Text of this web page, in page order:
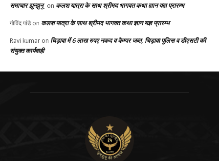
समाचार झुन्झुनू on कलश यात्रा के साथ श्रीमद भागवत कथा ज्ञान यज्ञ प्रारम्भ
गोविंद पांडेon कलश यात्रा के साथ श्रीमद भागवत कथा ज्ञान यज्ञ प्रारम्भ
Ravi kumar on चिड़ावा में 6 लाख रुपए नकद व कैम्पर जब्त, चिड़ावा पुलिस व डीएसटी की
संयुक्त कार्यवाही